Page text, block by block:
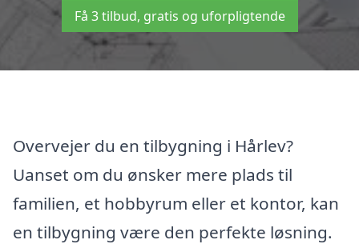
Få 3 tilbud, gratis og uforpligtende
Overvejer du en tilbygning i Hårlev?
Uanset om du ønsker mere plads til
familien, et hobbyrum eller et kontor, kan
en tilbygning være den perfekte løsning.